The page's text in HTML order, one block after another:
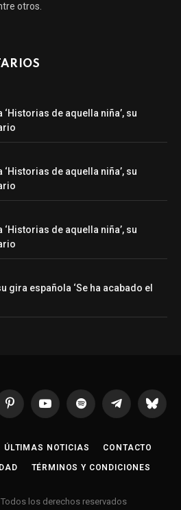
otros.
de aquella niña’, su
de aquella niña’, su
de aquella niña’, su
gira española ‘Se ha acabado el
PinterestYouTubeSpotify Telegrama
ÚLTIMAS NOTICIAS CONTACTO
TÉRMINOS Y CONDICIONES
los derechos reservados